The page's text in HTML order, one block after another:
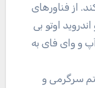
از فناورهای
اندروید اوتو بی
و وای فای به
سرگرمی و